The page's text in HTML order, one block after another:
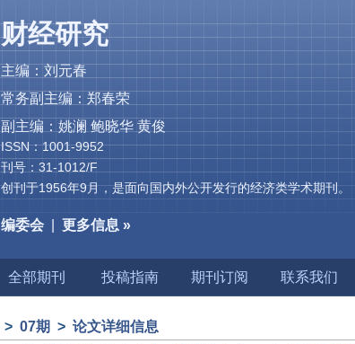
财经研究
主编：刘元春
常务副主编：郑春荣
副主编：姚澜 鲍晓华 黄俊
ISSN：1001-9952
刊号：31-1012/F
创刊于1956年9月，是面向国内外公开发行的经济类学术期刊。
编委会 更多信息 »
全部期刊 投稿指南 期刊订阅 联系我们
> 07期 > 论文详细信息